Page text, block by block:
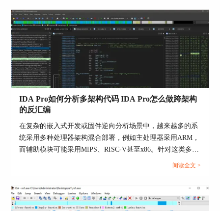
三、ida反编译优势及技巧分享
作为一款强大的逆向分析工具，IDA Pro提供了丰
富的功能和工具，帮助我们更好地使用反编译后的
源码。以下是一些使用IDA Pro反编译源码的优势
和技巧：
1、代码导航：IDA Pro可以将反编译后的源码与二
进制代码进行对比，提供了方便的代码导航功能。
我们可以轻松地跳转到特定的函数、变量或代码
块，快速定位和分析关键部分。
2、变量命名：IDA Pro会尽可能恢复源码中的变量
性。我们可以利用这些恢复的信息来理解代码的含
义和功能，减少对多余参数的困惑。
按步骤练就能看到进步。...
IDA Pro如何分析多架构代码 IDA Pro怎么做跨架构
的反汇编
在复杂的嵌入式开发或固件逆向分析场景中，越来越多的系
统采用多种处理器架构混合部署，例如主处理器采用ARM，
而辅助模块可能采用MIPS、RISC-V甚至x86。针对这类多架
构程序进行静态分析时，传统的反汇编工具显得力不从心。
多架构代码，IDA Pro怎么做跨架构的反汇编”为核心主题，
详细说明操作流程与常见问题。...
阅读全文 >